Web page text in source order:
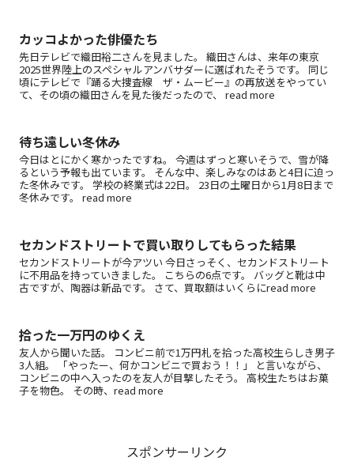
カッコよかった俳優たち
先日テレビで織田裕二さんを見ました。 織田さんは、来年の東京
2025世界陸上のスペシャルアンバサダーに選ばれたそうです。 同じ
頃にテレビで『踊る大捜査線 ザ・ムービー』の再放送をやってい
て、その頃の織田さんを見た後だったので、 read more
待ち遠しい冬休み
今日はとにかく寒かったですね。 今週はずっと寒いそうで、雪が降
るという予報も出ています。 そんな中、楽しみなのはあと4日に迫っ
た冬休みです。 学校の終業式は22日。 23日の土曜日から1月8日まで
冬休みです。 read more
セカンドストリートで買い取りしてもらった結果
セカンドストリートが今アツい 今日さっそく、セカンドストリート
に不用品を持っていきました。 こちらの6点です。 バッグと靴は中
古ですが、陶器は新品です。 さて、買取額はいくらにread more
拾った一万円のゆくえ
友人から聞いた話。 コンビニ前で1万円札を拾った高校生らしき男子
3人組。 「やったー、何かコンビニで買おう！！」 と言いながら、
コンビニの中へ入ったのを友人が目撃したそう。 高校生たちはお菓
子を物色。 その時、read more
スポンサーリンク